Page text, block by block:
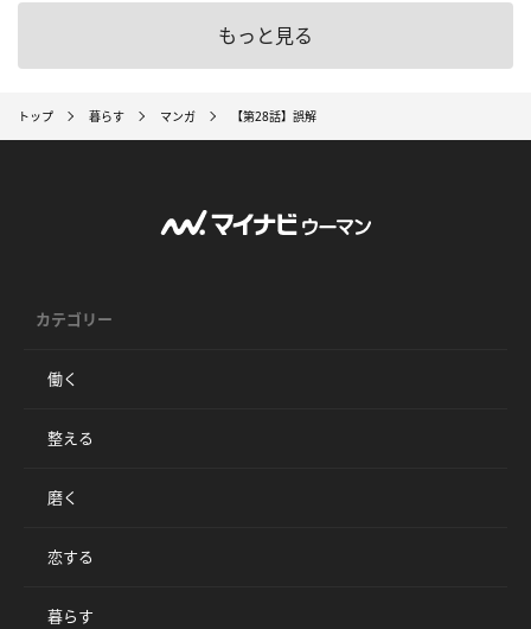
もっと見る
トップ 暮らす マンガ 【第28話】誤解
カテゴリー
働く
整える
磨く
恋する
暮らす